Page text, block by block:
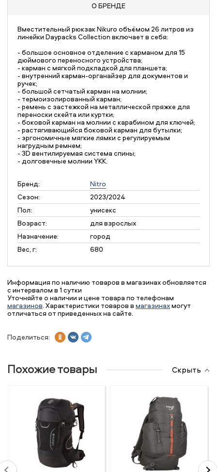
О БРЕНДЕ
Вместительный рюкзак Nikuro объёмом 26 литров из
линейки Daypacks Collection включает в себя:
- большое основное отделение с карманом для 15
дюймового переносного устройства;
- карман с мягкой подкладкой для планшета;
- внутренний карман-органайзер для документов и
ручек;
- большой сетчатый карман на молнии;
- термоизолированный карман;
- ремень с застежкой на металлической пряжке для
переноски скейта или куртки;
- боковой карман на молнии с карабином для ключей;
- растягивающийся боковой карман для бутылки;
- эргономичные мягкие лямки с регулируемым
нагрудным ремнем;
- 3D вентилируемая система спины;
- долговечные молнии YKK.
Бренд:
Nitro
Сезон:
2023/2024
Пол:
унисекс
Возраст:
для взрослых
Назначение:
город
Вес, г:
680
Информация по наличию товаров в магазинах обновляется
с интервалом в 1 сутки
Уточняйте о наличии и цене товара по телефонам
магазинов. Характеристики товаров в магазинахмогут
отличаться от приведенных на сайте.
Поделиться:
Похожие товары Скрыть